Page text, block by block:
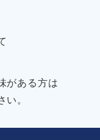
がある方は
。